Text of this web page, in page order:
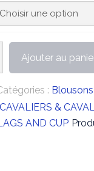
Ajouter au
:
&
AND CUP